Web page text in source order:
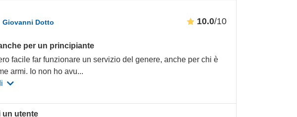
un utente
Giovanni Dotto 10.0/10
per un principiante
facile far funzionare un servizio del genere, anche per chi è
armi. Io non ho avu...